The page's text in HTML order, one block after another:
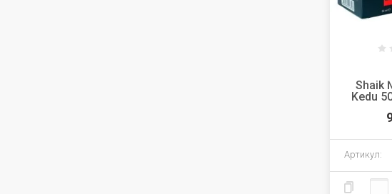
Shaik
Kedu
Артикул: